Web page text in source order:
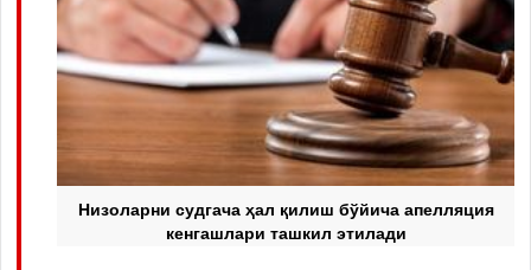
Низоларни судгача ҳал қилиш бўйича апелляция
кенгашлари ташкил этилади